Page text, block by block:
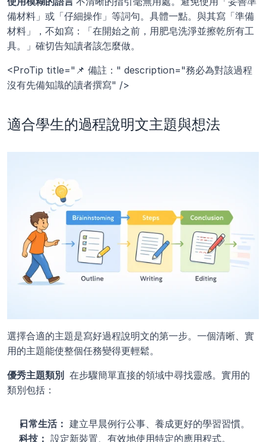
備材料」或「仔細操作」等詞句。具體一點。與其寫「準備
材料」，不如寫：「在開始之前，用肥皂洗淨並擦乾所有工
具。」確切告知讀者該怎麼做。
<ProTip title="📌 備註：" description="務必為對該過程
沒有先備知識的讀者撰寫" />
適合學生的過程說明文主題與想法
選擇合適的主題是寫好過程說明文的第一步。一個清晰、實
用的主題能使整個任務變得更輕鬆。
優秀主題類別 在步驟簡單直接的領域中尋找靈感。實用的
類別包括：
日常生活： 建立早晨例行公事、養成更好的學習習慣。
科技： 設定新裝置、有效地使用特定的應用程式。